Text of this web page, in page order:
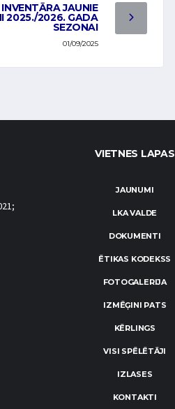
JAUNIE
2025./2026. GADA
SEZONAI
01/09/2025
VIETNES LAPAS
JAUNUMI
LKA VALDE
DOKUMENTI
ĒTIKAS KODEKSS
FOTOGALERIJA
IZMĒĢINI PATS
KĒRLINGS
VISI SPĒLĒTĀJI
IZLASES
KONTAKTI